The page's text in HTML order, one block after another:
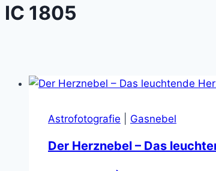
IC 1805
Astrofotografie Gasnebel
Der Herznebel – Das